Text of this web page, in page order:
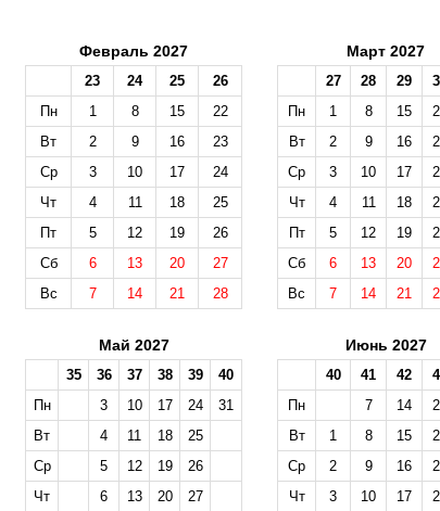
Февраль 2027
23 24 25
26
Пн
1 8 15
22
Вт
2 9 16
23
Ср
3 10 17
24
Чт
4 11 18
25
Пт
5 12 19
26
Сб
6 13 20
27
Вс
7 14 21 28
Март 2027
27 28 29
Пн
1 8 15
Вт
2 9 16
Ср
3 10 17
Чт
4 11 18
Пт
5 12 19
Сб
6 13 20
Вс
7 14 21
Май 2027
35 36 37 38 39
40
Пн
3 10 17 24
31
Вт
4 11 18
25
Ср
5 12 19
26
Чт
6 13 20 27
Июнь 2027
40 41 42
Пн
7 14
Вт
1 8 15
Ср
2 9 16
Чт
3 10 17